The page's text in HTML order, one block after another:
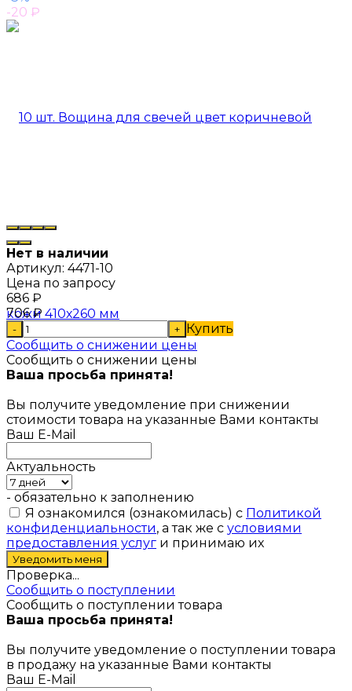
-20 ₽
Нет в наличии
Артикул: 4471-10
Цена по запросу
686 ₽
706₽
- + Купить
Сообщить о снижении цены
Сообщить о снижении цены
Ваша просьба принята!
Вы получите уведомление при снижении
стоимости товара на указанные Вами контакты
Ваш E-Mail
Актуальность
- обязательно к заполнению
Я ознакомился (ознакомилась) с Политикой
конфиденциальности, а так же с условиями
предоставления услуг и принимаю их
Проверка...
Сообщить о поступлении
Сообщить о поступлении товара
Ваша просьба принята!
Вы получите уведомление о поступлении товара
в продажу на указанные Вами контакты
Ваш E-Mail